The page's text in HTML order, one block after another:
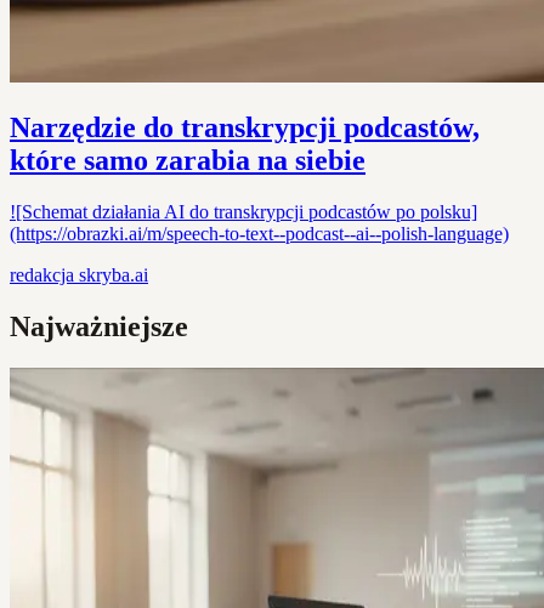
Narzędzie do transkrypcji podcastów,
które samo zarabia na siebie
![Schemat działania AI do transkrypcji podcastów po polsku]
(https://obrazki.ai/m/speech-to-text--podcast--ai--polish-language)
redakcja skryba.ai
Najważniejsze